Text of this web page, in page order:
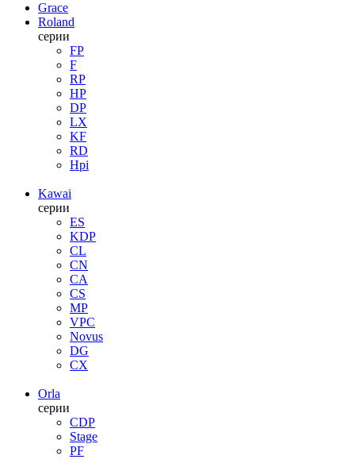
Grace
Roland
серии
FP
F
RP
HP
DP
LX
KF
RD
Hpi
Kawai
серии
ES
KDP
CL
CN
CA
CS
MP
VPC
Novus
DG
CX
Orla
серии
CDP
Stage
PF